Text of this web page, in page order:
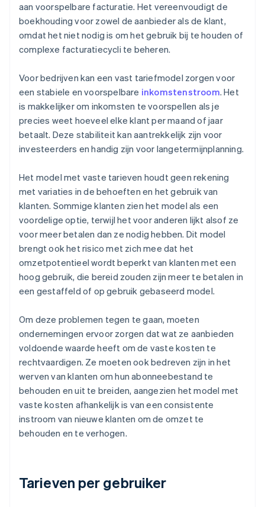
aan voorspelbare facturatie. Het vereenvoudigt de
boekhouding voor zowel de aanbieder als de klant,
omdat het niet nodig is om het gebruik bij te houden of
complexe facturatiecycli te beheren.
Voor bedrijven kan een vast tariefmodel zorgen voor
een stabiele en voorspelbare inkomstenstroom. Het
is makkelijker om inkomsten te voorspellen als je
precies weet hoeveel elke klant per maand of jaar
betaalt. Deze stabiliteit kan aantrekkelijk zijn voor
investeerders en handig zijn voor langetermijnplanning.
Het model met vaste tarieven houdt geen rekening
met variaties in de behoeften en het gebruik van
klanten. Sommige klanten zien het model als een
voordelige optie, terwijl het voor anderen lijkt alsof ze
voor meer betalen dan ze nodig hebben. Dit model
brengt ook het risico met zich mee dat het
omzetpotentieel wordt beperkt van klanten met een
hoog gebruik, die bereid zouden zijn meer te betalen in
een gestaffeld of op gebruik gebaseerd model.
Om deze problemen tegen te gaan, moeten
ondernemingen ervoor zorgen dat wat ze aanbieden
voldoende waarde heeft om de vaste kosten te
rechtvaardigen. Ze moeten ook bedreven zijn in het
werven van klanten om hun abonneebestand te
behouden en uit te breiden, aangezien het model met
vaste kosten afhankelijk is van een consistente
instroom van nieuwe klanten om de omzet te
behouden en te verhogen.
Tarieven per gebruiker